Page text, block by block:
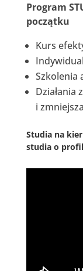
Program
początku
Kurs
Szkolenia
i
Studia na
studia o